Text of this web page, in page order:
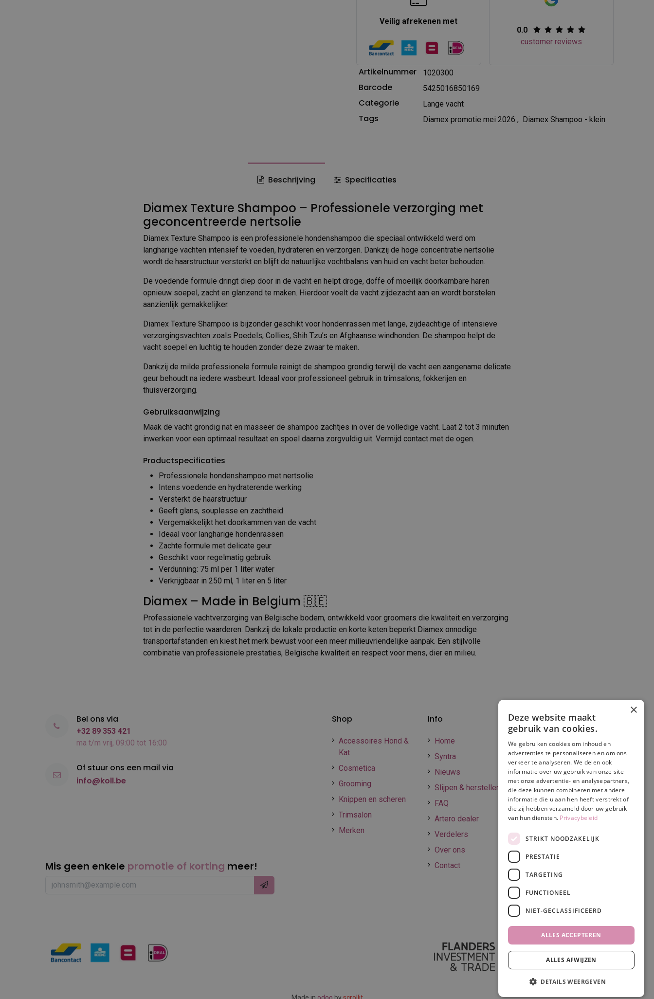
Veilig afrekenen met
0.0
customer reviews
Artikelnummer 1020300
Barcode 5425016850169
Categorie Lange vacht
Tags Diamex promotie mei 2026 , Diamex Shampoo - klein
Beschrijving Specificaties
Diamex Texture Shampoo – Professionele verzorging met
geconcentreerde nertsolie
Diamex Texture Shampoo is een professionele hondenshampoo die speciaal ontwikkeld werd om
langharige vachten intensief te voeden, hydrateren en verzorgen. Dankzij de hoge concentratie nertsolie
wordt de haarstructuur versterkt en blijft de natuurlijke vochtbalans van huid en vacht beter behouden.
De voedende formule dringt diep door in de vacht en helpt droge, doffe of moeilijk doorkambare haren
opnieuw soepel, zacht en glanzend te maken. Hierdoor voelt de vacht zijdezacht aan en wordt borstelen
aanzienlijk gemakkelijker.
Diamex Texture Shampoo is bijzonder geschikt voor hondenrassen met lange, zijdeachtige of intensieve
verzorgingsvachten zoals Poedels, Collies, Shih Tzu’s en Afghaanse windhonden. De shampoo helpt de
vacht soepel en luchtig te houden zonder deze zwaar te maken.
Dankzij de milde professionele formule reinigt de shampoo grondig terwijl de vacht een aangename delicate
geur behoudt na iedere wasbeurt. Ideaal voor professioneel gebruik in trimsalons, fokkerijen en
thuisverzorging.
Gebruiksaanwijzing
Maak de vacht grondig nat en masseer de shampoo zachtjes in over de volledige vacht. Laat 2 tot 3 minuten
inwerken voor een optimaal resultaat en spoel daarna zorgvuldig uit. Vermijd contact met de ogen.
Productspecificaties
Professionele hondenshampoo met nertsolie
Intens voedende en hydraterende werking
Versterkt de haarstructuur
Geeft glans, souplesse en zachtheid
Vergemakkelijkt het doorkammen van de vacht
Ideaal voor langharige hondenrassen
Zachte formule met delicate geur
Geschikt voor regelmatig gebruik
Verdunning: 75 ml per 1 liter water
Verkrijgbaar in 250 ml, 1 liter en 5 liter
Diamex – Made in Belgium 🇧🇪
Professionele vachtverzorging van Belgische bodem, ontwikkeld voor groomers die kwaliteit en verzorging
tot in de perfectie waarderen. Dankzij de lokale productie en korte keten beperkt Diamex onnodige
transportafstanden en kiest het merk bewust voor een meer milieuvriendelijke aanpak. Een stijlvolle
combinatie van professionele prestaties, Belgische kwaliteit en respect voor mens, dier en milieu.
Info
Home
Syntra
Nieuws
Slijpen & herstellen
FAQ
Artero dealer
Verdelers
Over ons
Contact
Shop
Accessoires Hond &
Kat
Cosmetica
Grooming
Knippen en scheren
Trimsalon
Merken
Verzenden en
betalen
Online betalen
Retourneren
Algemene
voorwaarden
Privacy & Cookie
policy
Disclaimer
Mis geen enkele promotie of korting meer!
Bel ons via
+32 89 353 421
ma t/m vrij, 09:00 tot 16:00
Of stuur ons een mail via
info@koll.be
×
Deze website maakt
gebruik van cookies.
We gebruiken cookies om inhoud en
advertenties te personaliseren en om ons
verkeer te analyseren. We delen ook
informatie over uw gebruik van onze site
met onze advertentie- en analysepartners,
die deze kunnen combineren met andere
informatie die u aan hen heeft verstrekt of
die zij hebben verzameld door uw gebruik
van hun diensten. Privacybeleid
STRIKT NOODZAKELIJK
PRESTATIE
TARGETING
FUNCTIONEEL
NIET-GECLASSIFICEERD
ALLES ACCEPTEREN
ALLES AFWIJZEN
DETAILS WEERGEVEN